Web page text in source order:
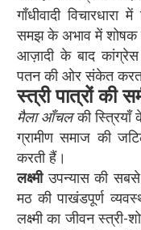
गाँधीवादी
समझ के अभाव में शोषक
आज़ादी के बाद
पतन की ओर संकेत
स्त्री पात्रों की
मैला आँचलकी स्त्रियाँ
ग्रामीण समाज की
करती हैं।
लक्ष्मीउपन्यास की सबसे
मठ की पाखंडपूर्ण
लक्ष्मी का जीवन